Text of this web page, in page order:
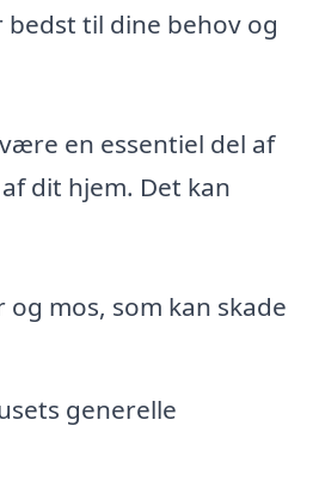
til dine behov og
en essentiel del af
dit hjem. Det kan
mos, som kan skade
generelle